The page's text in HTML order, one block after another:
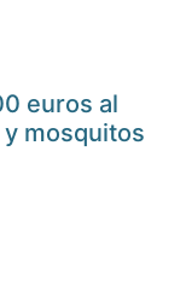
euros al
mosquitos